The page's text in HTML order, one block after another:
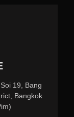
19, Bang
Bangkok